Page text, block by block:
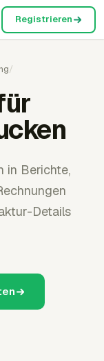
Registrieren
/
in Berichte,
Details